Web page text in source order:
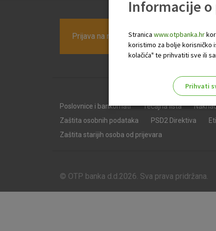
Prijava na newsletter OTP banke
Poslovnice i bankomati Tečajna lista
Zaštita osobnih podataka
PSD2 Direktiva
Zaštita starijih osoba od prijevara
© OTP banka d.d.2026. Sva prava pridržana.
Informacije o
Stranica www.otpbanka.hr
koristimo za bolje korisničko
kolačića" te prihvatiti sve ili
Prihvati